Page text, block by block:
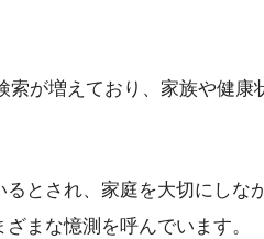
索が増えており、家族や健康
とされ、家庭を大切にしな
まな憶測を呼んでいます。